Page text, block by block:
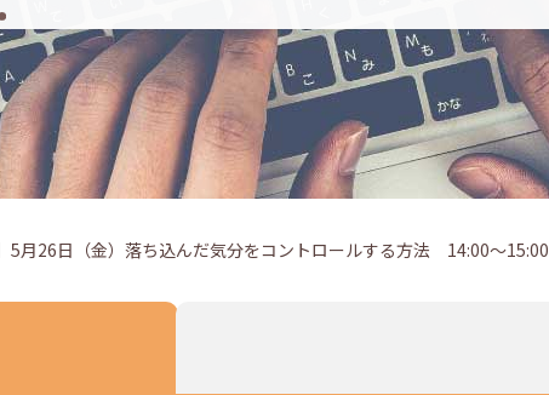
5月26日（金）落ち込んだ気分をコントロールする方法 14:00～15:00